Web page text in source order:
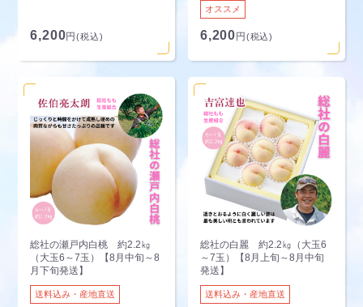
6,200円(税込)
オススメ
6,200 円 (税込)
総社の瀬戸内白桃 約2.2㎏
（大玉6～7玉）【8月中旬～8
月下旬発送】
送料込み・産地直送
総社の白麗 約2.2㎏（大玉6
～7玉）【8月上旬～8月中旬
発送】
送料込み・産地直送